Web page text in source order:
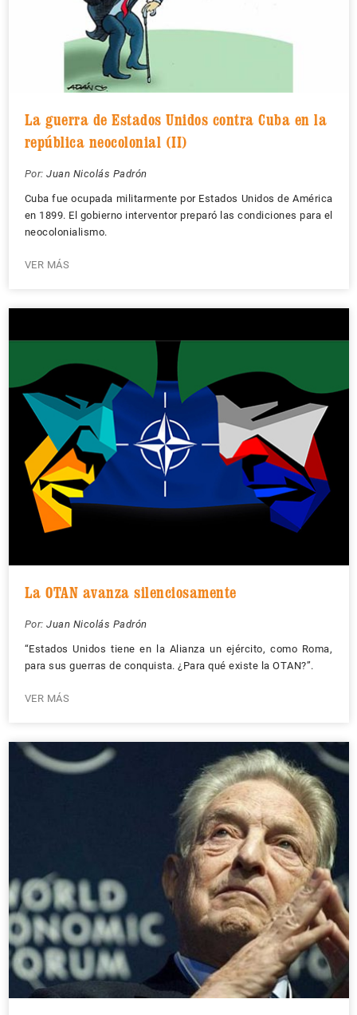
La guerra de Estados Unidos contra Cuba en la
república neocolonial (II)
Por: Juan Nicolás Padrón
Cuba fue ocupada militarmente por Estados Unidos de América
en 1899. El gobierno interventor preparó las condiciones para el
neocolonialismo.
VER MÁS
La OTAN avanza silenciosamente
Por: Juan Nicolás Padrón
“Estados Unidos tiene en la Alianza un ejército, como Roma,
para sus guerras de conquista. ¿Para qué existe la OTAN?”.
VER MÁS